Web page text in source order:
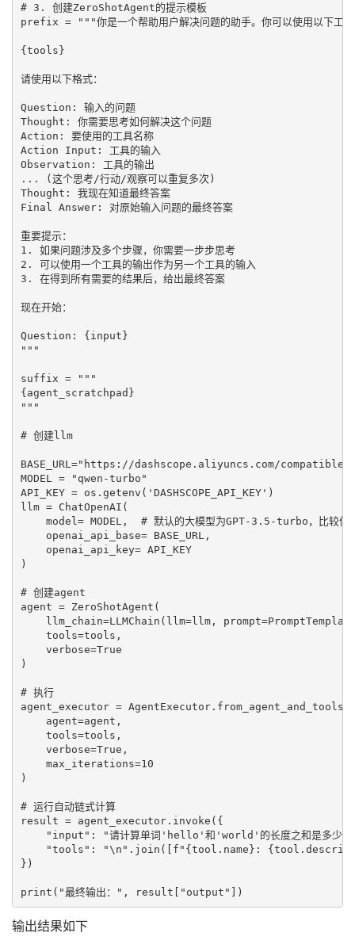
# 3. 创建ZeroShotAgent的提示模板
prefix = """你是一个帮助用户解决问题的助手。你可以使用以下工具
{tools}
请使用以下格式：
Question: 输入的问题
Thought: 你需要思考如何解决这个问题
Action: 要使用的工具名称
Action Input: 工具的输入
Observation: 工具的输出
... (这个思考/行动/观察可以重复多次)
Thought: 我现在知道最终答案
Final Answer: 对原始输入问题的最终答案
重要提示：
1. 如果问题涉及多个步骤，你需要一步步思考
2. 可以使用一个工具的输出作为另一个工具的输入
3. 在得到所有需要的结果后，给出最终答案
现在开始：
Question: {input}
"""
suffix = """
{agent_scratchpad}
"""
# 创建llm
BASE_URL="https://dashscope.aliyuncs.com/compatible-
MODEL = "qwen-turbo"
API_KEY = os.getenv('DASHSCOPE_API_KEY')
llm = ChatOpenAI(
model= MODEL,  # 默认的大模型为GPT-3.5-turbo，比较便
    openai_api_base= BASE_URL,
    openai_api_key= API_KEY
)
# 创建agent
agent = ZeroShotAgent(
llm_chain=LLMChain(llm=llm,
    tools=tools,
    verbose=True
)
# 执行
agent_executor = AgentExecutor.from_agent_and_tools(
    agent=agent,
    tools=tools,
    verbose=True,
    max_iterations=10
)
# 运行自动链式计算
result = agent_executor.invoke({
"input": "请计算单词'hello'和'world'的长度之和是多少
"tools": "\n".join([f"{tool.name}:
})
输出结果如下